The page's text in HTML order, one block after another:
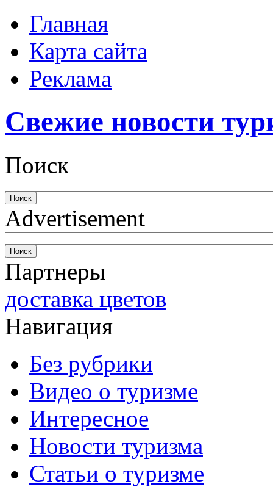
Главная
Карта сайта
Реклама
Свежие новости
Поиск
Advertisement
Партнеры
доставка цветов
Навигация
Без рубрики
Видео о туризме
Интересное
Новости туризма
Статьи о туризме